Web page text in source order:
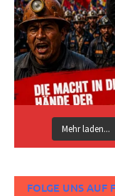
Mehr laden...
FOLGE UNS AUF